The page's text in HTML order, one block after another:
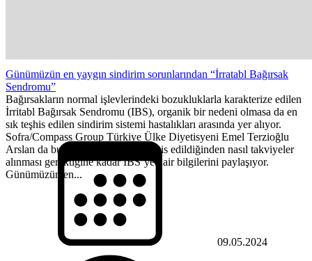
Günümüzün en yaygın sindirim sorunlarından “İrratabl Bağırsak
Sendromu”
Bağırsakların normal işlevlerindeki bozukluklarla karakterize edilen
İrritabl Bağırsak Sendromu (IBS), organik bir nedeni olmasa da en
sık teşhis edilen sindirim sistemi hastalıkları arasında yer alıyor.
Sofra/Compass Group Türkiye Ülke Diyetisyeni Emel Terzioğlu
Arslan da bu rahatsızlığın nasıl teşhis edildiğinden nasıl takviyeler
alınması gerektiğine kadar IBS’ye dair bilgilerini paylaşıyor.
Günümüzün en...
09.05.2024